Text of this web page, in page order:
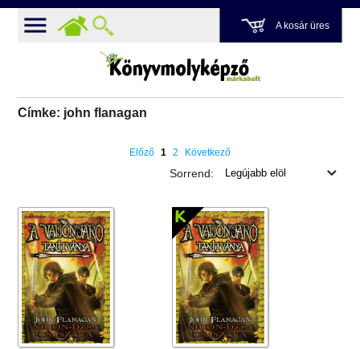
A kosár üres
Címke: john flanagan
Előző 1 2 Következő
Sorrend: